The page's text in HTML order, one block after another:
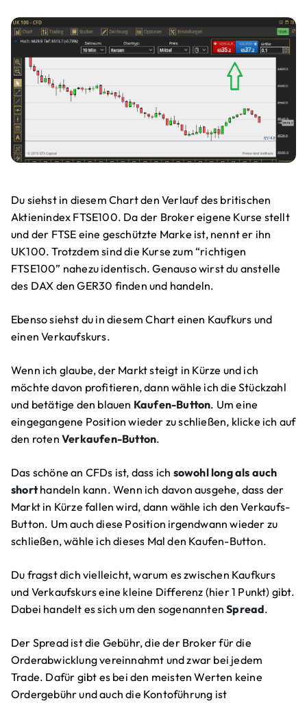
Du siehst in diesem Chart den Verlauf des britischen
Aktienindex FTSE100. Da der Broker eigene Kurse stellt
und der FTSE eine geschützte Marke ist, nennt er ihn
UK100. Trotzdem sind die Kurse zum “richtigen
FTSE100” nahezu identisch. Genauso wirst du anstelle
des DAX den GER30 finden und handeln.
Ebenso siehst du in diesem Chart einen Kaufkurs und
einen Verkaufskurs.
Wenn ich glaube, der Markt steigt in Kürze und ich
möchte davon profitieren, dann wähle ich die Stückzahl
und betätige den blauen Kaufen-Button. Um eine
eingegangene Position wieder zu schließen, klicke ich auf
den roten Verkaufen-Button.
Das schöne an CFDs ist, dass ich sowohl long als auch
shorthandeln kann. Wenn ich davon ausgehe, dass der
Markt in Kürze fallen wird, dann wähle ich den Verkaufs-
Button. Um auch diese Position irgendwann wieder zu
schließen, wähle ich dieses Mal den Kaufen-Button.
Du fragst dich vielleicht, warum es zwischen Kaufkurs
und Verkaufskurs eine kleine Differenz (hier 1 Punkt) gibt.
Dabei handelt es sich um den sogenanntenSpread.
Der Spread ist die Gebühr, die der Broker für die
Orderabwicklung vereinnahmt und zwar bei jedem
Trade. Dafür gibt es bei den meisten Werten keine
Ordergebühr und auch die Kontoführung ist